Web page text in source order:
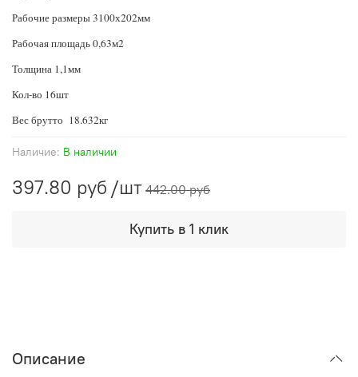
Наличие: В наличии
397.80 руб /шт 442.00 руб
Купить в 1 клик
Рабочие размеры 3100х202мм
Рабочая площадь 0,63м2
Толщина 1,1мм
Кол-во 16шт
Вес брутто 18.632кг
Описание